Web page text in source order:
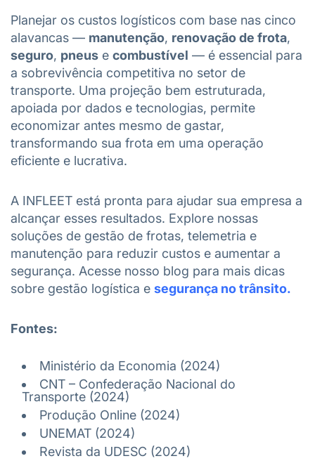
Planejar os custos logísticos com base nas cinco
alavancas — manutenção, renovação de frota,
seguro, pneus e combustível — é essencial para
a sobrevivência competitiva no setor de
transporte. Uma projeção bem estruturada,
apoiada por dados e tecnologias, permite
economizar antes mesmo de gastar,
transformando sua frota em uma operação
eficiente e lucrativa.
A INFLEET está pronta para ajudar sua empresa a
alcançar esses resultados. Explore nossas
soluções de gestão de frotas, telemetria e
manutenção para reduzir custos e aumentar a
segurança. Acesse nosso blog para mais dicas
sobre gestão logística e segurança no trânsito.
Fontes:
Ministério da Economia (2024)
CNT – Confederação Nacional do
Transporte (2024)
Produção Online (2024)
UNEMAT (2024)
Revista da UDESC (2024)